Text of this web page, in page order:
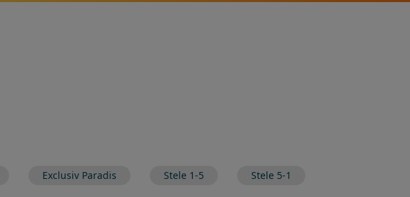
Exclusiv Paradis Stele 1-5 Stele 5-1